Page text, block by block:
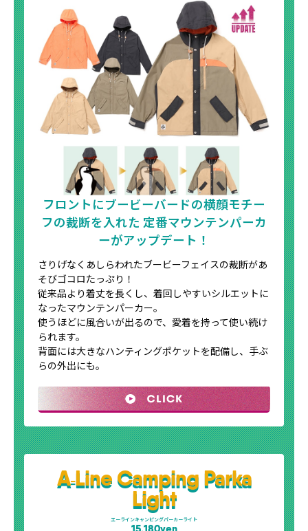
フロントにブービーバードの横顔モチー
フの裁断を入れた 定番マウンテンパーカ
ーがアップデート！
さりげなくあしらわれたブービーフェイスの裁断があ
そびゴコロたっぷり！
従来品より着丈を長くし、着回しやすいシルエットに
なったマウンテンパーカー。
使うほどに風合いが出るので、愛着を持って使い続け
られます。
背面には大きなハンティングポケットを配備し、手ぶ
らの外出にも。
A-Line Camping Parka
Light
エーラインキャンピングパーカーライト